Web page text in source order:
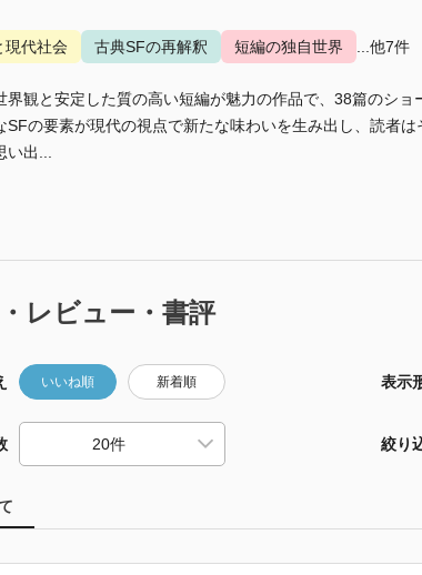
現代社会 古典SFの再解釈 短編の独自世界 ...他7件
界観と安定した質の高い短編が魅力の作品で、38篇のショ
SFの要素が現代の視点で新たな味わいを生み出し、読者
出...
レビュー・書評
いいね順 新着順 表示
絞り